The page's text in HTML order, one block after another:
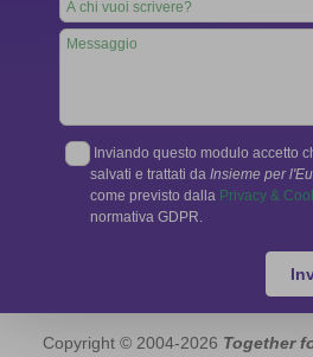
Inviando questo modulo accetto
salvati e trattati da Insieme per
come previsto dalla Privacy &
normativa GDPR.
Copyright © 2004-2026 Together